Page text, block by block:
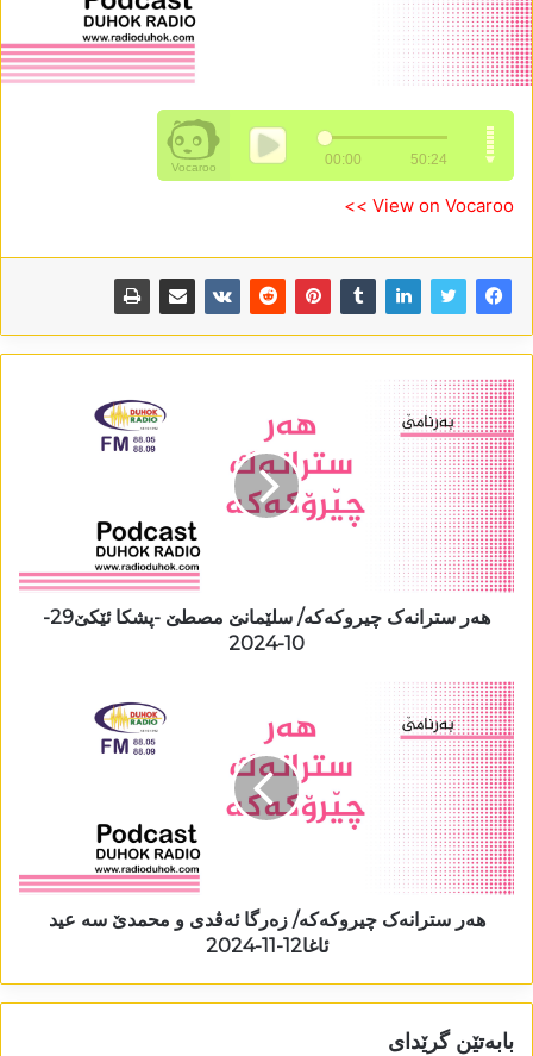
View on Vocaroo >>
ھەر سترانەک چیروکەکە/ سلێمانێ مصطێ -پشکا ئێکێ29-
10-2024
ھەر سترانەک چیروکەکە/ زەرگا ئەڤدی و محمدێ سە عید
ئاغا12-11-2024
بابەتێن گرێدای